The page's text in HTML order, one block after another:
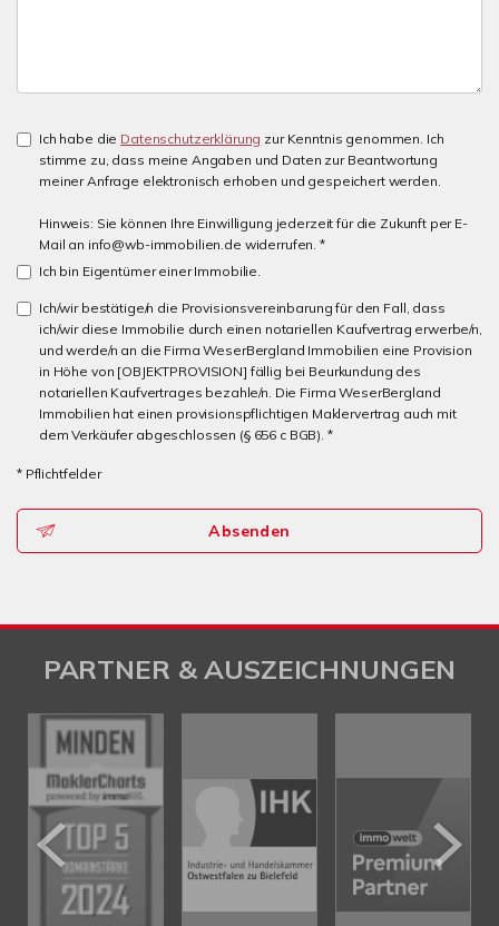
Ich habe die Datenschutzerklärung zur Kenntnis genommen. Ich
stimme zu, dass meine Angaben und Daten zur Beantwortung
meiner Anfrage elektronisch erhoben und gespeichert werden.
Hinweis: Sie können Ihre Einwilligung jederzeit für die Zukunft per E-
Mail an info@wb-immobilien.de widerrufen. *
Ich bin Eigentümer einer Immobilie.
Ich/wir bestätige/n die Provisionsvereinbarung für den Fall, dass
ich/wir diese Immobilie durch einen notariellen Kaufvertrag erwerbe/n,
und werde/n an die Firma WeserBergland Immobilien eine Provision
in Höhe von [OBJEKTPROVISION] fällig bei Beurkundung des
notariellen Kaufvertrages bezahle/n. Die Firma WeserBergland
Immobilien hat einen provisionspflichtigen Maklervertrag auch mit
dem Verkäufer abgeschlossen (§ 656 c BGB). *
* Pflichtfelder
Absenden
PARTNER & AUSZEICHNUNGEN